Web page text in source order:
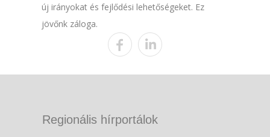
új irányokat és fejlődési lehetőségeket. Ez
jövőnk záloga.
Regionális hírportálok